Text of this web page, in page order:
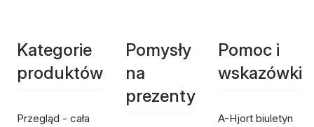
Kategorie
produktów
Przegląd - cała
Pomysły
na
prezenty
Pomoc i
wskazówki
A-Hjort biuletyn